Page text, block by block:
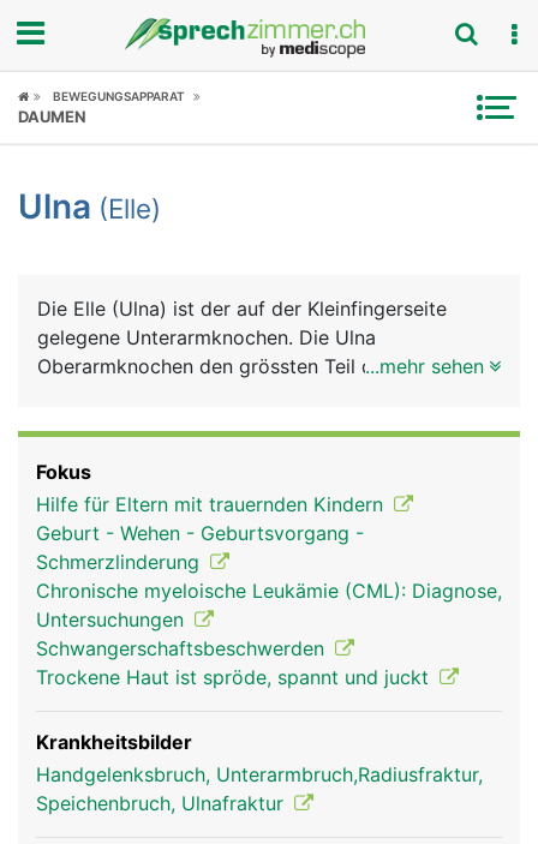
Fokus
Symptome
News
Rubriken
BEWEGUNGSAPPARAT
DAUMEN
Ulna (Elle)
Die Elle (Ulna) ist der auf der Kleinfingerseite
gelegene Unterarmknochen. Die Ulna
Oberarmknochen den grössten Teil des
Ulna Frau Ulna Mann
...mehr sehen
Fokus
Hilfe für Eltern mit trauernden Kindern
Geburt - Wehen - Geburtsvorgang -
Schmerzlinderung
Chronische myeloische Leukämie (CML): Diagnose,
Untersuchungen
Schwangerschaftsbeschwerden
Trockene Haut ist spröde, spannt und juckt
Krankheitsbilder
Handgelenksbruch, Unterarmbruch,Radiusfraktur,
Speichenbruch, Ulnafraktur